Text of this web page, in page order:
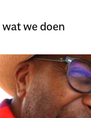
wat we doen
amref